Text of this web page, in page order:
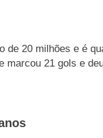
de 20 milhões e é
marcou 21 gols e